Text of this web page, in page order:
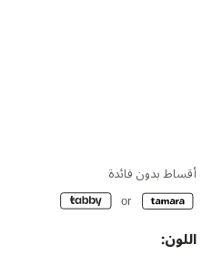
أقساط بدون فائدة
اللون: